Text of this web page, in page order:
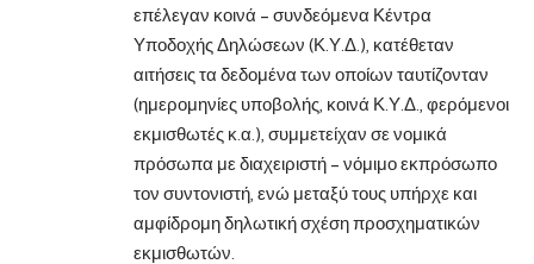
επέλεγαν κοινά – συνδεόμενα Κέντρα
Υποδοχής Δηλώσεων (Κ.Υ.Δ.), κατέθεταν
αιτήσεις τα δεδομένα των οποίων ταυτίζονταν
(ημερομηνίες υποβολής, κοινά Κ.Υ.Δ., φερόμενοι
εκμισθωτές κ.α.), συμμετείχαν σε νομικά
πρόσωπα με διαχειριστή – νόμιμο εκπρόσωπο
τον συντονιστή, ενώ μεταξύ τους υπήρχε και
αμφίδρομη δηλωτική σχέση προσχηματικών
εκμισθωτών.